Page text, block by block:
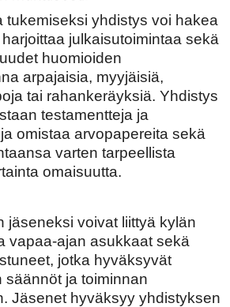
tukemiseksi yhdistys voi hakea
julkaisutoimintaa sekä
huomioiden
arpajaisia, myyjäisiä,
tai rahankeräyksiä. Yhdistys
testamentteja ja
omistaa arvopapereita sekä
varten tarpeellista
omaisuutta.
jäseneksi voivat liittyä kylän
vapaa-ajan asukkaat sekä
jotka hyväksyvät
säännöt ja toiminnan
Jäsenet hyväksyy yhdistyksen